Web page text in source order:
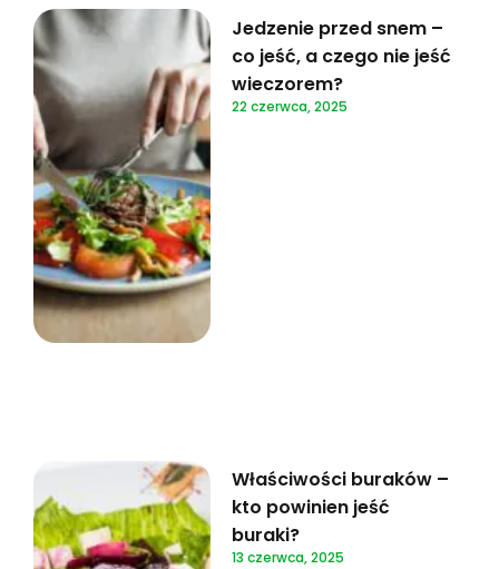
Jedzenie przed snem –
co jeść, a czego nie jeść
wieczorem?
22 czerwca, 2025
Właściwości buraków –
kto powinien jeść
buraki?
13 czerwca, 2025